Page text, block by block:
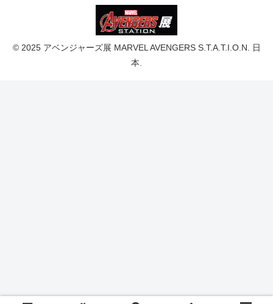
© 2025 アベンジャーズ展 MARVEL AVENGERS S.T.A.T.I.O.N. 日
本.